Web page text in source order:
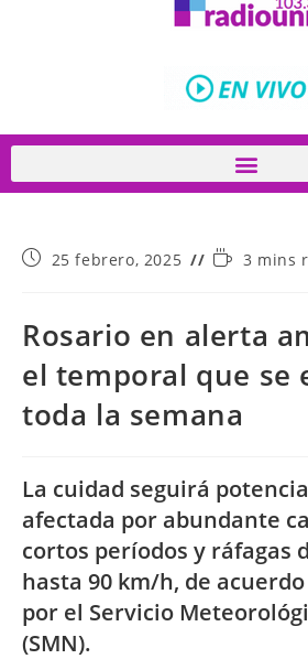
25 febrero, 2025 3 mins
Rosario en alerta
el temporal que se
toda la semana
La cuidad seguirá
afectada por abundante
cortos períodos y ráfagas
hasta 90 km/h, de
por el Servicio
(SMN).